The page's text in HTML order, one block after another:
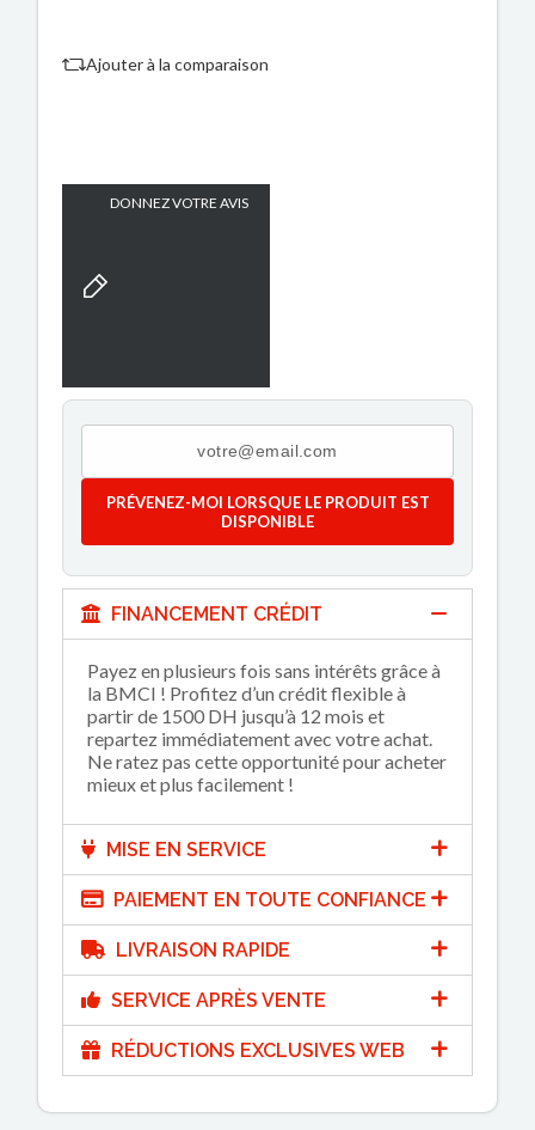
Ajouter à la comparaison
DONNEZ VOTRE AVIS
PRÉVENEZ-MOI LORSQUE LE PRODUIT EST
DISPONIBLE
FINANCEMENT CRÉDIT
Payez en plusieurs fois sans intérêts grâce à
la BMCI ! Profitez d’un crédit flexible à
partir de 1500 DH jusqu’à 12 mois et
repartez immédiatement avec votre achat.
Ne ratez pas cette opportunité pour acheter
mieux et plus facilement !
MISE EN SERVICE
PAIEMENT EN TOUTE CONFIANCE
LIVRAISON RAPIDE
SERVICE APRÈS VENTE
RÉDUCTIONS EXCLUSIVES WEB